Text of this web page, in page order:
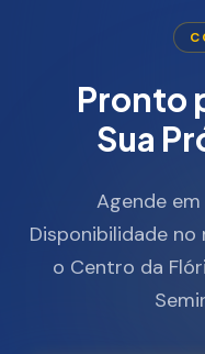
Pronto
Sua
Agende
Disponibilidade
o Centro da